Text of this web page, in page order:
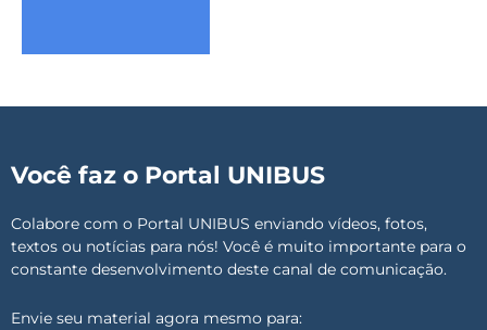
Você faz o Portal UNIBUS
Colabore com o Portal UNIBUS enviando vídeos, fotos,
textos ou notícias para nós! Você é muito importante para o
constante desenvolvimento deste canal de comunicação.
Envie seu material agora mesmo para: